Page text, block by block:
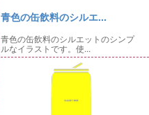
青色の缶飲料のシルエ...
青色の缶飲料のシルエットのシンプ
ルなイラストです。使...